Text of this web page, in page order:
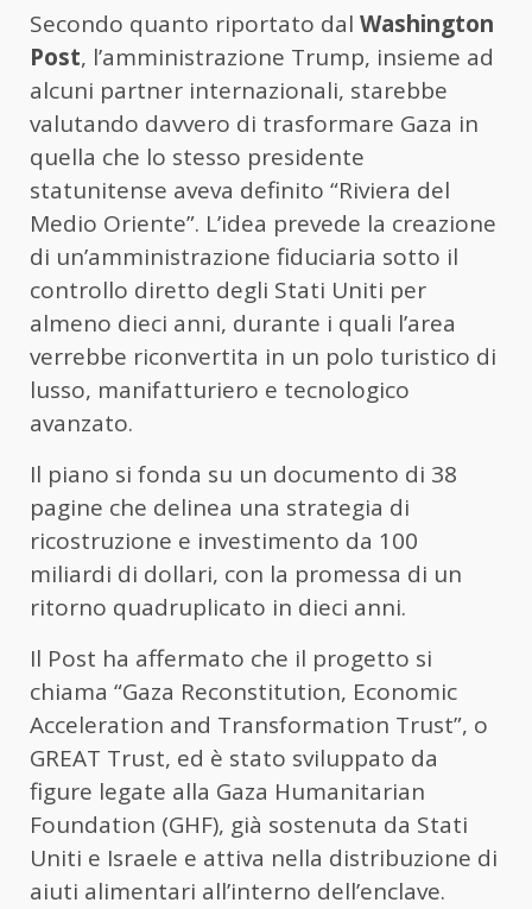
Secondo quanto riportato dal Washington
Post, l’amministrazione Trump, insieme ad
alcuni partner internazionali, starebbe
valutando davvero di trasformare Gaza in
quella che lo stesso presidente
statunitense aveva definito “Riviera del
Medio Oriente”. L’idea prevede la creazione
di un’amministrazione fiduciaria sotto il
controllo diretto degli Stati Uniti per
almeno dieci anni, durante i quali l’area
verrebbe riconvertita in un polo turistico di
lusso, manifatturiero e tecnologico
avanzato.
Il piano si fonda su un documento di 38
pagine che delinea una strategia di
ricostruzione e investimento da 100
miliardi di dollari, con la promessa di un
ritorno quadruplicato in dieci anni.
Il Post ha affermato che il progetto si
chiama “Gaza Reconstitution, Economic
Acceleration and Transformation Trust”, o
GREAT Trust, ed è stato sviluppato da
figure legate alla Gaza Humanitarian
Foundation (GHF), già sostenuta da Stati
Uniti e Israele e attiva nella distribuzione di
aiuti alimentari all’interno dell’enclave.